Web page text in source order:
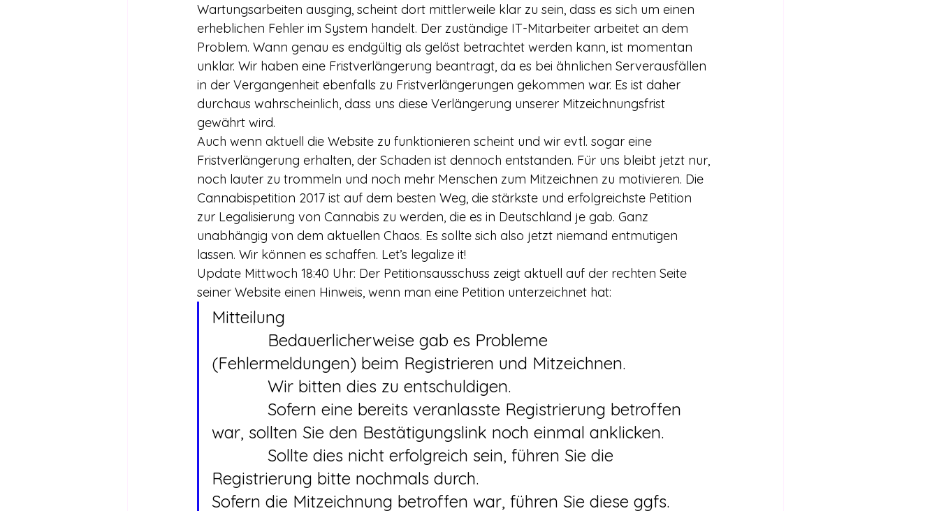
Wartungsarbeiten ausging, scheint dort mittlerweile klar zu sein, dass es sich um einen
erheblichen Fehler im System handelt. Der zuständige IT-Mitarbeiter arbeitet an dem
Problem. Wann genau es endgültig als gelöst betrachtet werden kann, ist momentan
unklar. Wir haben eine Fristverlängerung beantragt, da es bei ähnlichen Serverausfällen
in der Vergangenheit ebenfalls zu Fristverlängerungen gekommen war. Es ist daher
durchaus wahrscheinlich, dass uns diese Verlängerung unserer Mitzeichnungsfrist
gewährt wird.
Auch wenn aktuell die Website zu funktionieren scheint und wir evtl. sogar eine
Fristverlängerung erhalten, der Schaden ist dennoch entstanden. Für uns bleibt jetzt nur,
noch lauter zu trommeln und noch mehr Menschen zum Mitzeichnen zu motivieren. Die
Cannabispetition 2017 ist auf dem besten Weg, die stärkste und erfolgreichste Petition
zur Legalisierung von Cannabis zu werden, die es in Deutschland je gab. Ganz
unabhängig von dem aktuellen Chaos. Es sollte sich also jetzt niemand entmutigen
lassen. Wir können es schaffen. Let’s legalize it!
Update Mittwoch 18:40 Uhr: Der Petitionsausschuss zeigt aktuell auf der rechten Seite
seiner Website einen Hinweis, wenn man eine Petition unterzeichnet hat:
Mitteilung
(Fehlermeldungen) beim Registrieren und Mitzeichnen.
		Wir bitten dies zu entschuldigen.
war, sollten Sie den Bestätigungslink noch einmal anklicken.
Registrierung bitte nochmals durch.
Sofern die Mitzeichnung betroffen war, führen Sie diese ggfs.